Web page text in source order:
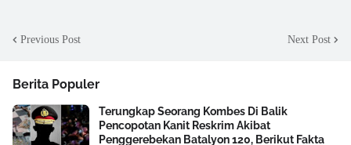
Previous Post Next Post
Berita Populer
Terungkap Seorang Kombes Di Balik
Pencopotan Kanit Reskrim Akibat
Penggerebekan Batalyon 120, Berikut Fakta